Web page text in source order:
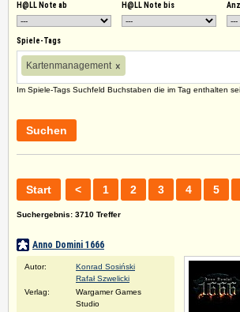
H@LL Note ab H@LL Note bis
Spiele-Tags
×
Kartenmanagement
Im Spiele-Tags Suchfeld Buchstaben die im Tag enthalten
Suchen
Start < 1 2 3 4 5
Suchergebnis: 3710 Treffer
Anno Domini 1666
Autor:
Konrad Sosiński
Rafał Szwelicki
Verlag:
Wargamer Games
Studio